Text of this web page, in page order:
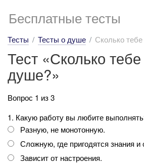
Бесплатные тесты
Тесты Тесты о душе Сколько
Тест «Сколько
душе?»
Вопрос 1 из 3
1. Какую работу вы любите
Разную, не монотонную.
Сложную, где пригодятся знания и
Зависит от настроения.